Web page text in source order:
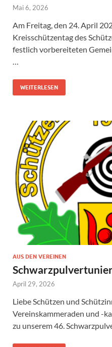
Mai 6, 2026
Am Freitag, den 24. April
Kreisschützentag des
festlich vorbereiteten
…
WEITERLESEN
AUS DEN VEREINEN
April 29, 2026
Liebe Schützen und
Vereinskammeraden und -
zu unserem 46.